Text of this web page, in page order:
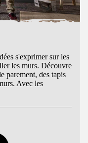
s'exprimer sur les
les murs. Découvre
parement, des tapis
Avec les